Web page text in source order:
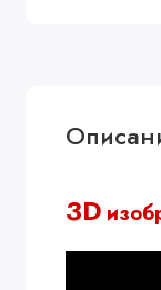
3D